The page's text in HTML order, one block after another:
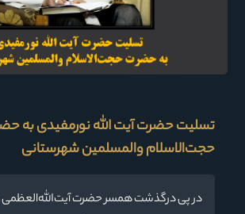
تسلیت حضرت آیت الله نورمفیدی به
حجت‌الاسلام والمسلمین شهرستانی
در پی درگذشت همسر حضرت آیت‌الله‌العظمی